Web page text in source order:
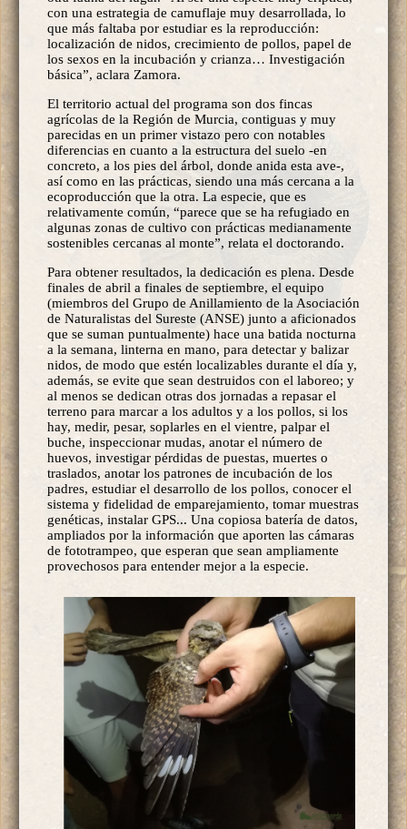
con una estrategia de camuflaje muy desarrollada, lo
que más faltaba por estudiar es la reproducción:
localización de nidos, crecimiento de pollos, papel de
los sexos en la incubación y crianza… Investigación
básica”, aclara Zamora.
El territorio actual del programa son dos fincas
agrícolas de la Región de Murcia, contiguas y muy
parecidas en un primer vistazo pero con notables
diferencias en cuanto a la estructura del suelo -en
concreto, a los pies del árbol, donde anida esta ave-,
así como en las prácticas, siendo una más cercana a la
ecoproducción que la otra. La especie, que es
relativamente común, “parece que se ha refugiado en
algunas zonas de cultivo con prácticas medianamente
sostenibles cercanas al monte”, relata el doctorando.
Para obtener resultados, la dedicación es plena. Desde
finales de abril a finales de septiembre, el equipo
(miembros del Grupo de Anillamiento de la Asociación
de Naturalistas del Sureste (ANSE) junto a aficionados
que se suman puntualmente) hace una batida nocturna
a la semana, linterna en mano, para detectar y balizar
nidos, de modo que estén localizables durante el día y,
además, se evite que sean destruidos con el laboreo; y
al menos se dedican otras dos jornadas a repasar el
terreno para marcar a los adultos y a los pollos, si los
hay, medir, pesar, soplarles en el vientre, palpar el
buche, inspeccionar mudas, anotar el número de
huevos, investigar pérdidas de puestas, muertes o
traslados, anotar los patrones de incubación de los
padres, estudiar el desarrollo de los pollos, conocer el
sistema y fidelidad de emparejamiento, tomar muestras
genéticas, instalar GPS... Una copiosa batería de datos,
ampliados por la información que aporten las cámaras
de fototrampeo, que esperan que sean ampliamente
provechosos para entender mejor a la especie.